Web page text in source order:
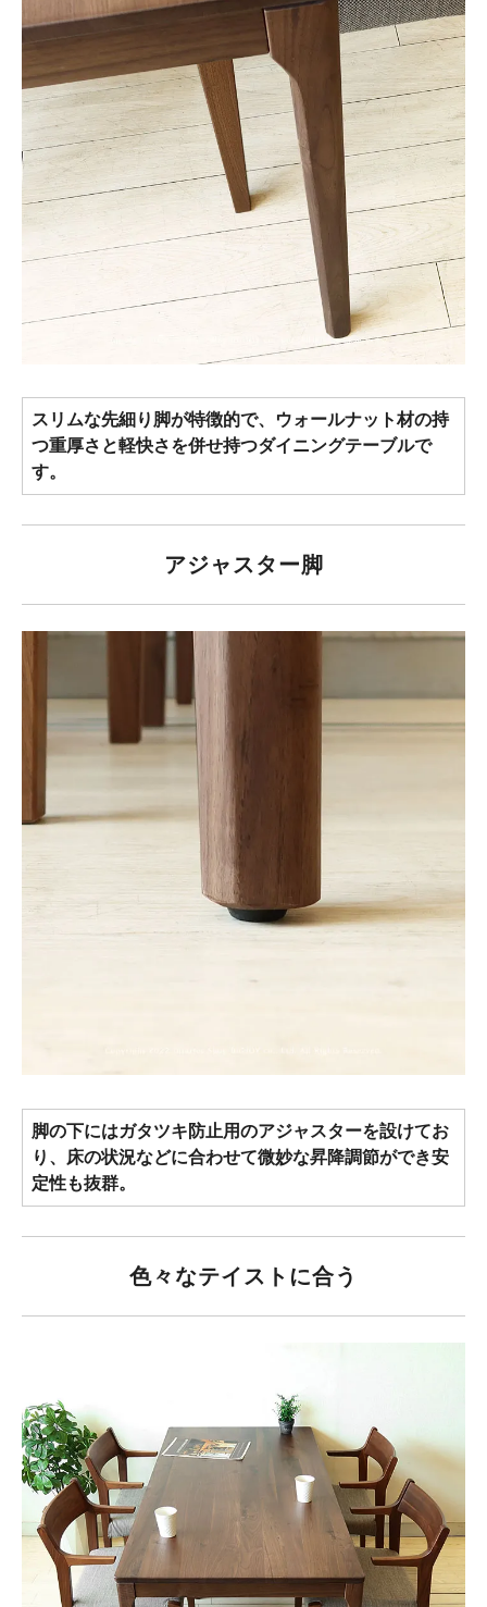
スリムな先細り脚が特徴的で、ウォールナット材の持
つ重厚さと軽快さを併せ持つダイニングテーブルで
す。
アジャスター脚
脚の下にはガタツキ防止用のアジャスターを設けてお
り、床の状況などに合わせて微妙な昇降調節ができ安
定性も抜群。
色々なテイストに合う